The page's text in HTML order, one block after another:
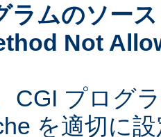
ラムのソー
Not
CGI プログ
を適切に